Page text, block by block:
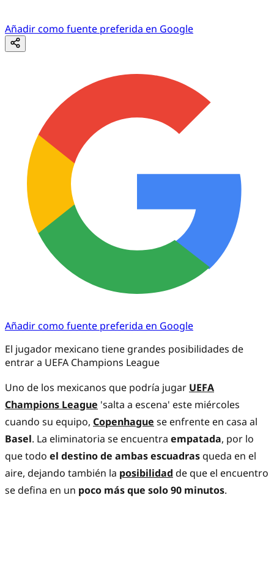
Añadir como fuente preferida en Google
Añadir como fuente preferida en Google
El jugador mexicano tiene grandes posibilidades de
entrar a UEFA Champions League
Uno de los mexicanos que podría jugar UEFA
Champions League 'salta a escena' este miércoles
cuando su equipo, Copenhague se enfrente en casa al
Basel. La eliminatoria se encuentra empatada, por lo
que todo el destino de ambas escuadrasqueda en el
aire, dejando también la posibilidad de que el encuentro
se defina en un poco más que solo 90 minutos.